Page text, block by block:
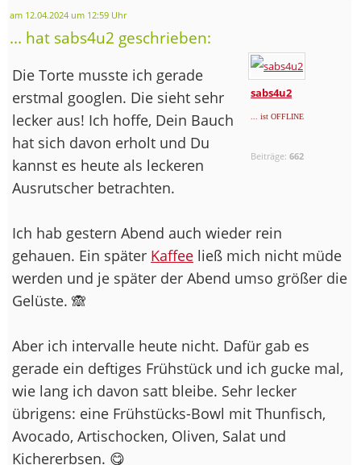
am 12.04.2024 um 12:59 Uhr
... hat sabs4u2 geschrieben:
sabs4u2
... ist OFFLINE
Beiträge:662
Die Torte musste ich gerade
erstmal googlen. Die sieht sehr
lecker aus! Ich hoffe, Dein Bauch
hat sich davon erholt und Du
kannst es heute als leckeren
Ausrutscher betrachten.
Ich hab gestern Abend auch wieder rein
gehauen. Ein später Kaffee ließ mich nicht müde
werden und je später der Abend umso größer die
Gelüste. 🙈
Aber ich intervalle heute nicht. Dafür gab es
gerade ein deftiges Frühstück und ich gucke mal,
wie lang ich davon satt bleibe. Sehr lecker
übrigens: eine Frühstücks-Bowl mit Thunfisch,
Avocado, Artischocken, Oliven, Salat und
Kichererbsen. 😋